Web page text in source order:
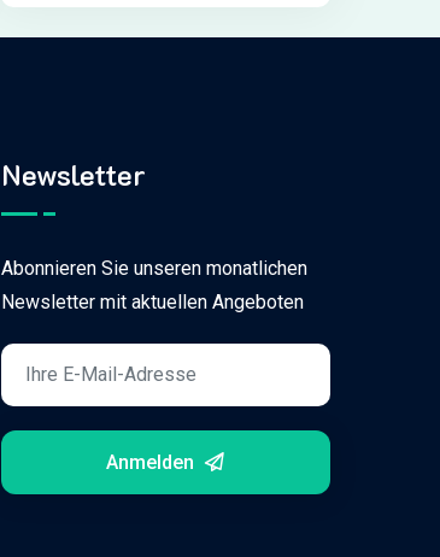
Newsletter
Abonnieren Sie unseren monatlichen
Newsletter mit aktuellen Angeboten
Anmelden